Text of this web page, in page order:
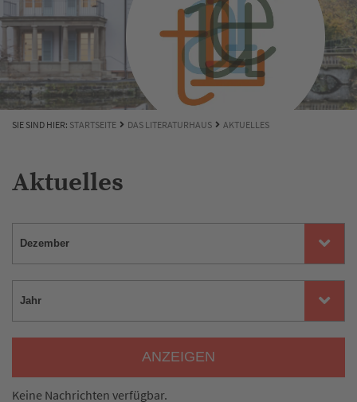
SIE SIND HIER: STARTSEITE DAS LITERATURHAUS AKTUELLES
Aktuelles
ANZEIGEN
Keine Nachrichten verfügbar.